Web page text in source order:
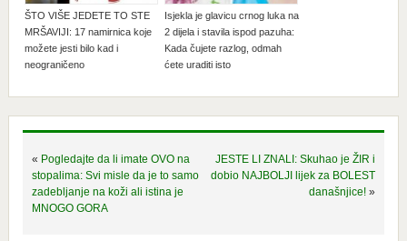
ŠTO VIŠE JEDETE TO STE
MRŠAVIJI: 17 namirnica koje
možete jesti bilo kad i
neograničeno
Isjekla je glavicu crnog luka na
2 dijela i stavila ispod pazuha:
Kada čujete razlog, odmah
ćete uraditi isto
« Pogledajte da li imate OVO na
stopalima: Svi misle da je to samo
zadebljanje na koži ali istina je
MNOGO GORA
JESTE LI ZNALI: Skuhao je ŽIR i
dobio NAJBOLJI lijek za BOLEST
današnjice! »